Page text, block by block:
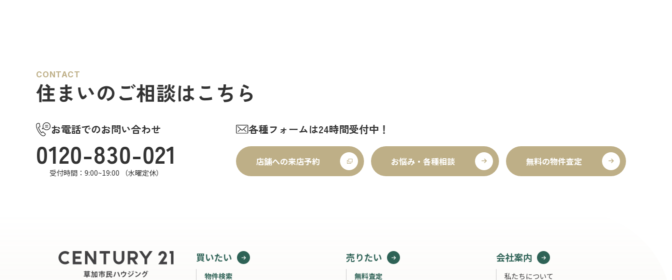
CONTACT
住まいのご相談はこちら
お電話でのお問い合わせ
0120-830-021
受付時間：9:00~19:00 （水曜定休）
各種フォームは24時間受付中！
店舗への来店予約 お悩み・各種相談 無料の物件査定
買いたい
物件検索
売りたい
無料査定
会社案内
私たちについて